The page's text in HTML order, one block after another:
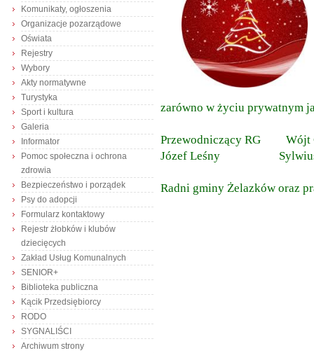
Komunikaty, ogłoszenia
Organizacje pozarządowe
Oświata
Rejestry
Wybory
Akty normatywne
Turystyka
Sport i kultura
Galeria
Informator
Pomoc społeczna i ochrona
zdrowia
Bezpieczeństwo i porządek
Psy do adopcji
Formularz kontaktowy
Rejestr żłobków i klubów
dziecięcych
Zakład Usług Komunalnych
SENIOR+
Biblioteka publiczna
Kącik Przedsiębiorcy
RODO
SYGNALIŚCI
Archiwum strony
zarówno w życiu prywatnym
Przewodniczący RG Wójt
Józef Leśny Sylwiusz
Radni gminy Żelazków oraz